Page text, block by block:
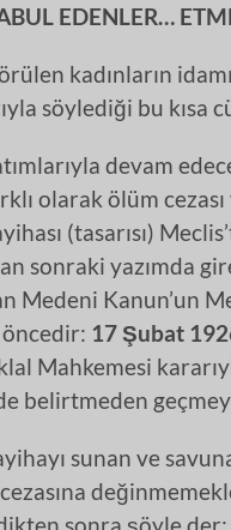
EDENLER…
kadınların
söylediği bu kısa
devam
olarak ölüm
(tasarısı)
sonraki yazımda
Medeni Kanun’un
17 Şubat
Mahkemesi
belirtmeden
sunan ve
sonra şöyle